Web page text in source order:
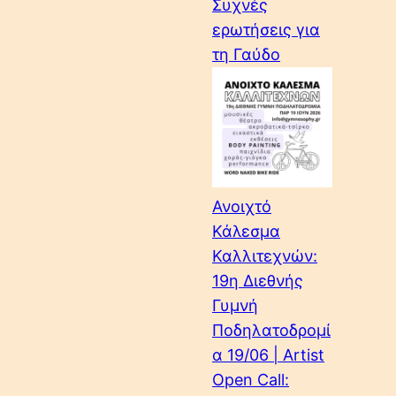
Συχνές
ερωτήσεις για
τη Γαύδο
Ανοιχτό
Κάλεσμα
Καλλιτεχνών:
19η Διεθνής
Γυμνή
Ποδηλατοδρομί
α 19/06 | Artist
Open Call: